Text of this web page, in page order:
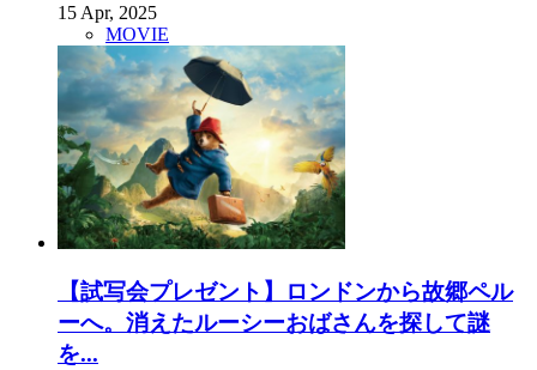
15 Apr, 2025
MOVIE
【試写会プレゼント】ロンドンから故郷ペル
ーへ。消えたルーシーおばさんを探して謎
を...